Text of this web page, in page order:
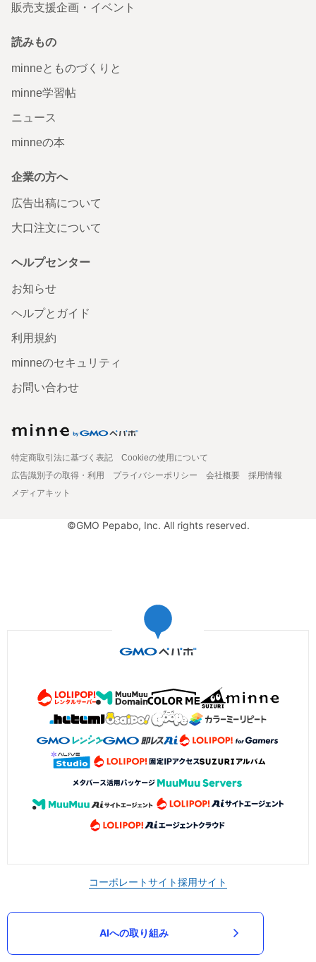
販売支援企画・イベント
読みもの
minneとものづくりと
minne学習帖
ニュース
minneの本
企業の方へ
広告出稿について
大口注文について
ヘルプセンター
お知らせ
ヘルプとガイド
利用規約
minneのセキュリティ
お問い合わせ
特定商取引法に基づく表記
Cookieの使用について
広告識別子の取得・利用
プライバシーポリシー 会社概要
採用情報
メディアキット
©GMO Pepabo, Inc. All rights reserved.
コーポレートサイト採用サイト
AIへの取り組み